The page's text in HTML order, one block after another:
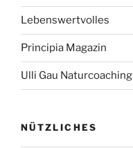
Lebenswertvolles
Principia Magazin
Ulli Gau Naturcoaching
NÜTZLICHES